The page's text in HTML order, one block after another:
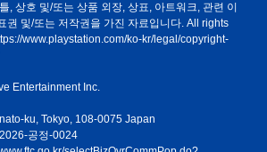
, 상호 및/또는 상품 외장, 상표, 아트워크, 관련 이
권 및/또는 저작권을 가진 자료입니다. All rights
www.playstation.com/ko-kr/legal/copyright-
Entertainment Inc.
ku, Tokyo, 108-0075 Japan
공정-0024